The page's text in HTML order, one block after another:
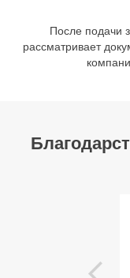
После подачи
рассматривает